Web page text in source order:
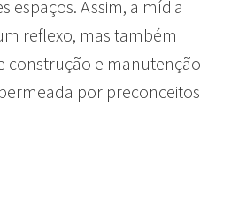
espaços. Assim, a mídia
reflexo, mas também
construção e manutenção
por preconceitos